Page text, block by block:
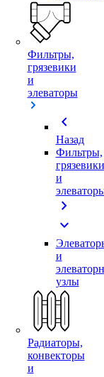
Фильтры,
грязевики
и
элеваторы
chevron_left
Назад
Фильтры,
грязевики
и
chevron_right
expand_more
и
узлы
Радиаторы,
конвекторы
и